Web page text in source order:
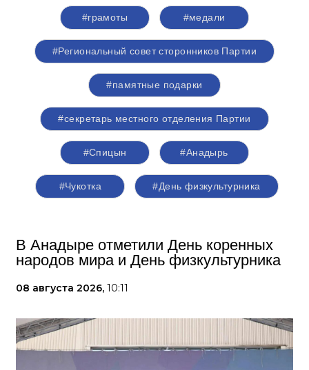
#грамоты #медали
#Региональный совет сторонников Партии
#памятные подарки
#секретарь местного отделения Партии
#Спицын #Анадырь
#Чукотка #День физкультурника
В Анадыре отметили День коренных
народов мира и День физкультурника
08 августа 2026, 10:11